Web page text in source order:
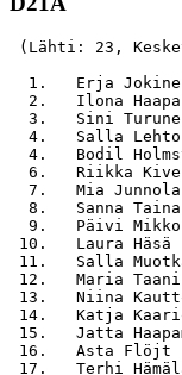
(Lähti: 23,
1.   Erja
2.   Ilona
3.   Sini
4.   Salla
4.   Bodil
6.   Riikka
7.   Mia
8.   Sanna
9.   Päivi
10.   Laura
11.   Salla
12.   Maria
13.   Niina
14.   Katja
15.   Jatta
16.   Asta
17.   Terhi